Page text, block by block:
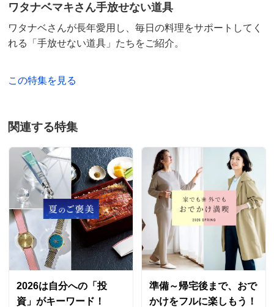
ワタナベマキさん手放せない道具
ワタナベさんが長年愛用し、毎日の料理をサポートしてく
れる「手放せない道具」たちをご紹介。
この特集を見る
関連する特集
2026は自分への「投
資」がキーワード！
準備～帰宅後まで、おで
かけをフルに楽しもう！